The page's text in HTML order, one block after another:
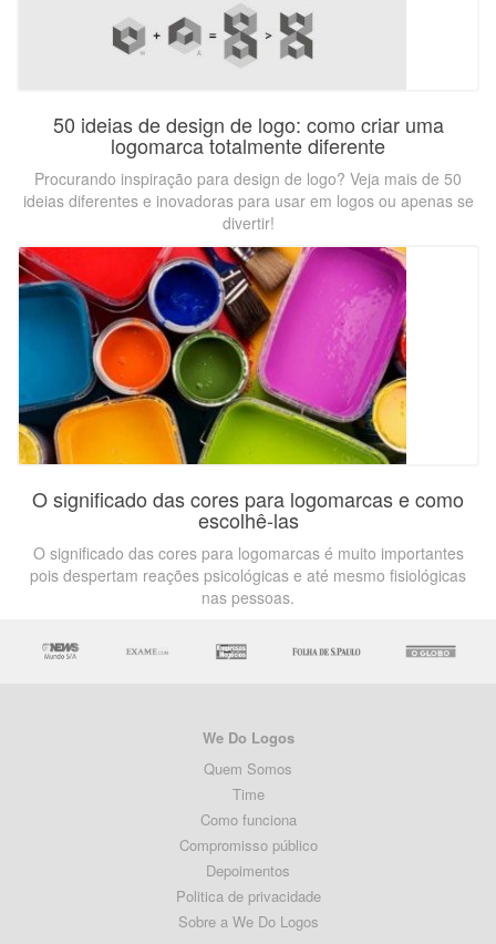
50 ideias de design de logo: como criar uma
logomarca totalmente diferente
Procurando inspiração para design de logo? Veja mais de 50
ideias diferentes e inovadoras para usar em logos ou apenas se
divertir!
O significado das cores para logomarcas e como
escolhê-las
O significado das cores para logomarcas é muito importantes
pois despertam reações psicológicas e até mesmo fisiológicas
nas pessoas.
We Do Logos
Quem Somos
Time
Como funciona
Compromisso público
Depoimentos
Politica de privacidade
Sobre a We Do Logos